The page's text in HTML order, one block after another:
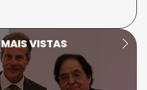
MAIS VISTAS